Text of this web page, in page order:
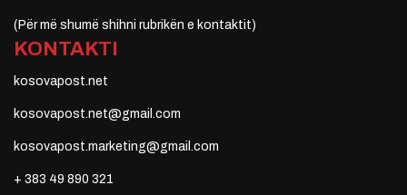
(Për më shumë shihni rubrikën e kontaktit)
KONTAKTI
kosovapost.net
kosovapost.net@gmail.com
kosovapost.marketing@gmail.com
+ 383 49 890 321